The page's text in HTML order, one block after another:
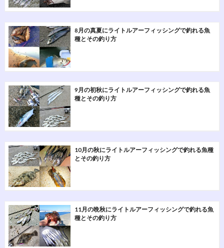
8月の真夏にライトルアーフィッシングで釣れる魚
種とその釣り方
9月の初秋にライトルアーフィッシングで釣れる魚
種とその釣り方
10月の秋にライトルアーフィッシングで釣れる魚種
とその釣り方
11月の晩秋にライトルアーフィッシングで釣れる魚
種とその釣り方